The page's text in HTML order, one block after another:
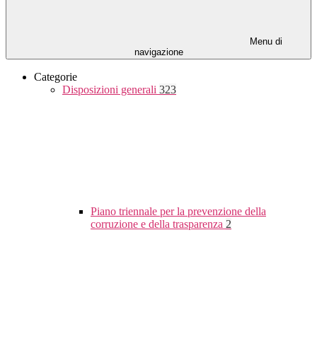
Menu di
navigazione
Categorie
Disposizioni generali 323
Piano triennale per la prevenzione della
corruzione e della trasparenza 2